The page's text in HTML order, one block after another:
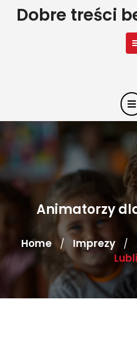
SkipDobre treści
Animatorzy
Home / Imprezy /